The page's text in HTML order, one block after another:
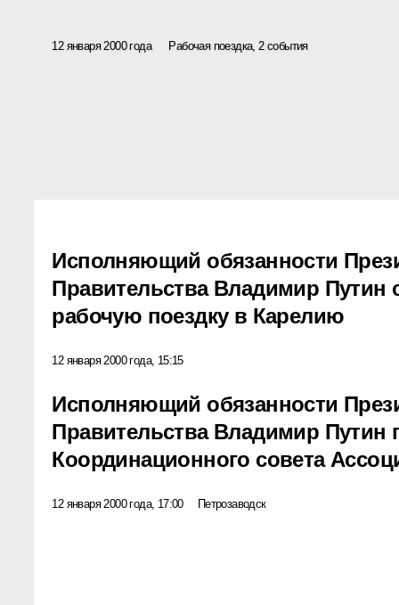
12 января 2000 года Рабочая поездка, 2 события
Исполняющий обязанности
Правительства Владимир Путин
рабочую поездку в Карелию
12 января 2000 года, 15:15
Исполняющий обязанности
Правительства Владимир Путин
Координационного совета
12 января 2000 года, 17:00 Петрозаводск